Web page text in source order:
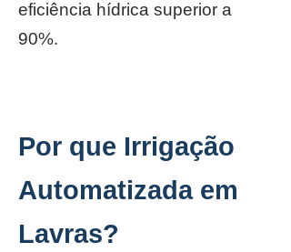
eficiência hídrica superior a
90%.
Por que Irrigação
Automatizada em
Lavras?